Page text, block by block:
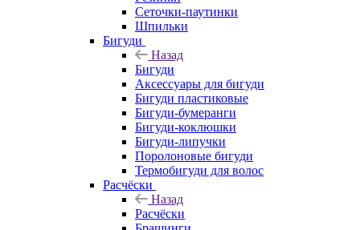
Сеточки-паутинки
Шпильки
Бигуди
Назад
Бигуди
Аксессуары для бигуди
Бигуди пластиковые
Бигуди-бумеранги
Бигуди-коклюшки
Бигуди-липучки
Поролоновые бигуди
Термобигуди для волос
Расчёски
Назад
Расчёски